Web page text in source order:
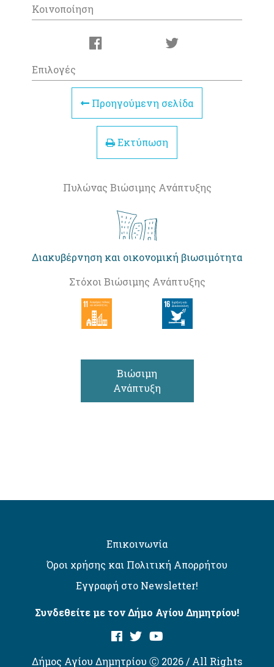
Κοινοποίηση
Επιλογές
Προηγούμενη σελίδα
Εκτύπωση
Πυλώνας Βιώσιμης Ανάπτυξης
Διακυβέρνηση και οικονομική βιωσιμότητα
Στόχοι Βιώσιμης Ανάπτυξης
Βιώσιμη
Ανάπτυξη
Επικοινωνία
Όροι χρήσης και Πολιτική Απορρήτου
Εγγραφή στο Newsletter!
Συνδεθείτε με τον Δήμο Αγίου Δημητρίου!
Δήμος Αγίου Δημητρίου Ⓒ 2026 / All Rights